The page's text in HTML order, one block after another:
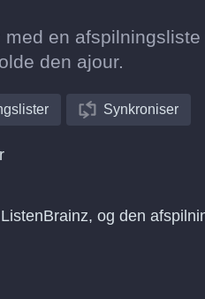
en
den ajour.
Synkroniser
og den